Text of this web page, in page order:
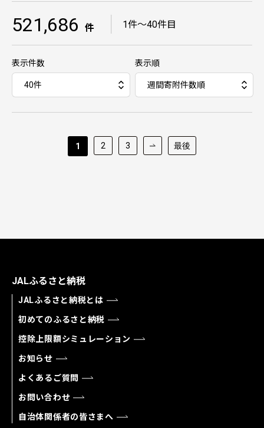
521,686 件 1件～40件目
表示件数 表示順
1 2 3 最後
JALふるさと納税
JALふるさと納税とは
初めてのふるさと納税
控除上限額シミュレーション
お知らせ
よくあるご質問
お問い合わせ
自治体関係者の皆さまへ